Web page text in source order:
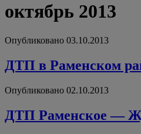
октябрь 2013
Опубликовано 03.10.2013
ДТП в Раменском
Опубликовано 02.10.2013
ДТП Раменское —